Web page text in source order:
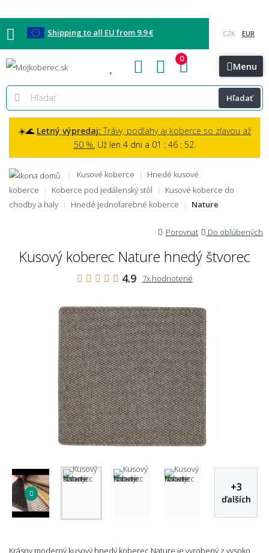
Shipping to all EU from 9.9 €
Blog Kontakt Menu
Hľadať
0
☀️🌊 Letný výpredaj: Trávy, podlahy aj koberce so zľavou až
50 %. Už len 4 dni a 01 : 46 : 51.
Kusové koberce
Hnedé kusové
koberce
Koberce pod jedálenský stôl
Kusové koberce do
chodby a haly
Hnedé jednofarebné koberce Nature
Porovnat Do obľúbených
Kusový koberec Nature hnedý štvorec
4.9 7x hodnotené
+3
ďalších
Krásny moderný kusový hnedý koberec Nature je vyrobený z vysoko